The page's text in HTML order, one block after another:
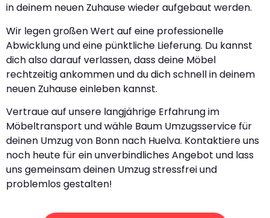
in deinem neuen Zuhause wieder aufgebaut werden.
Wir legen großen Wert auf eine professionelle
Abwicklung und eine pünktliche Lieferung. Du kannst
dich also darauf verlassen, dass deine Möbel
rechtzeitig ankommen und du dich schnell in deinem
neuen Zuhause einleben kannst.
Vertraue auf unsere langjährige Erfahrung im
Möbeltransport und wähle Baum Umzugsservice für
deinen Umzug von Bonn nach Huelva. Kontaktiere uns
noch heute für ein unverbindliches Angebot und lass
uns gemeinsam deinen Umzug stressfrei und
problemlos gestalten!